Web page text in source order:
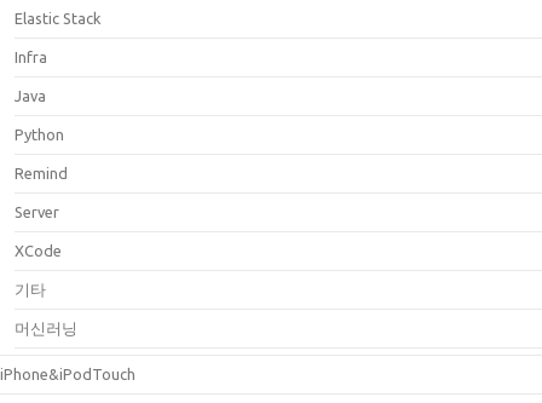
Elastic Stack
Infra
Java
Python
Remind
Server
XCode
기타
머신러닝
iPhone&iPodTouch